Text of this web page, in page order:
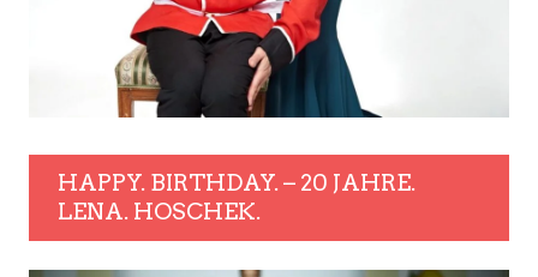
HAPPY. BIRTHDAY. – 20 JAHRE.
LENA. HOSCHEK.